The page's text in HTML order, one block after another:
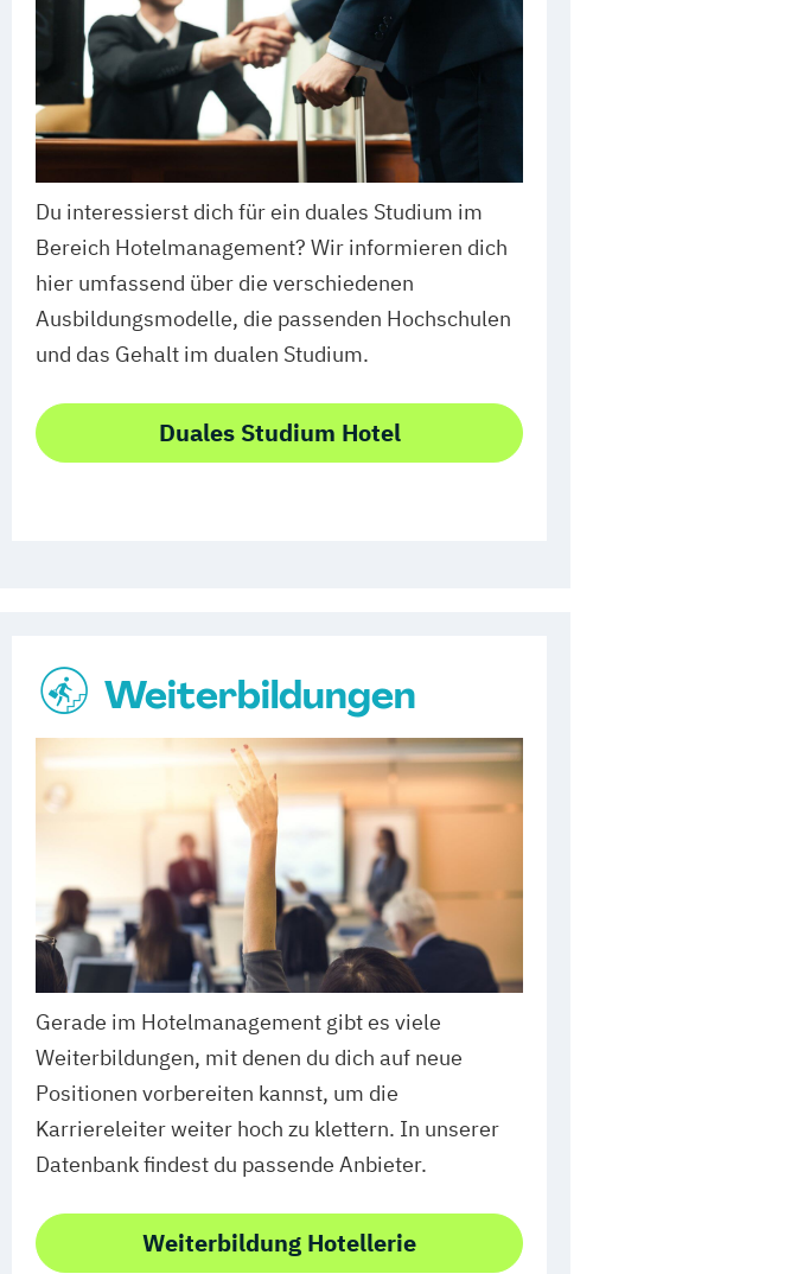
Du interessierst dich für ein duales Studium im
Bereich Hotelmanagement? Wir informieren dich
hier umfassend über die verschiedenen
Ausbildungsmodelle, die passenden Hochschulen
und das Gehalt im dualen Studium.
Duales Studium Hotel
Weiterbildungen
Gerade im Hotelmanagement gibt es viele
Weiterbildungen, mit denen du dich auf neue
Positionen vorbereiten kannst, um die
Karriereleiter weiter hoch zu klettern. In unserer
Datenbank findest du passende Anbieter.
Weiterbildung Hotellerie